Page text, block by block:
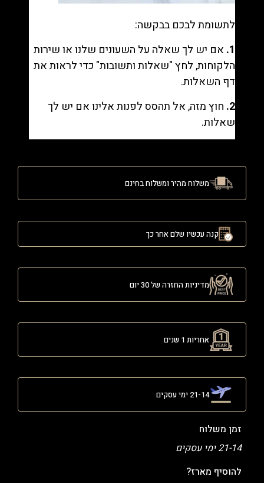
לתשומת לבכם בבקשה:
1. אם יש לך שאלה על השעונים שלנו או שירות
הלקוחות, לחץ "שאלות ותשובות" כדי לראות את
דף השאלות.
2. חוץ מזה, אל תהסס לפנות אלינו אם יש לך
שאלות.
משלוח מהיר ומשלוח בחינם
קנה עכשיו שלם אחר כך
מדיניות החזרה של 30 יום
אחריות 1 שנים
21-14 ימי עסקים
זמן משלוח
21-14 ימי עסקים
להוסיף מארז?